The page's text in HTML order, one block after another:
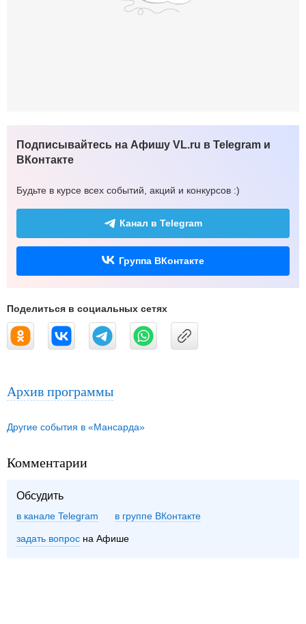
Подписывайтесь на Афишу VL.ru в Telegram и
ВКонтакте
Будьте в курсе всех событий, акций и конкурсов :)
Канал в Telegram
Группа ВКонтакте
Поделиться в социальных сетях
Архив программы
Другие события в «Мансарда»
Комментарии
Обсудить
в канале Telegram группе ВКонтакте
задать вопрос на Афише